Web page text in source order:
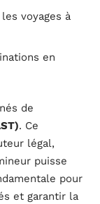
voyages à
en
de
. Ce
légal,
puisse
pour
et garantir la